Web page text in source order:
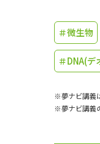
＃微生物
＃DNA(
※夢ナビ講義
※夢ナビ講義